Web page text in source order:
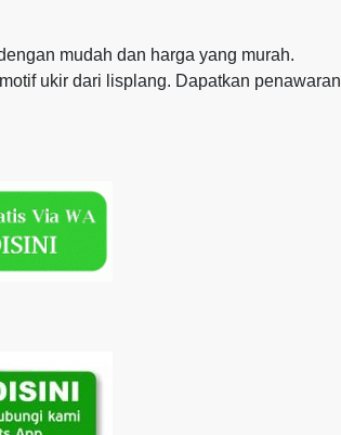
mudah dan harga yang murah.
ukir dari lisplang. Dapatkan penawaran